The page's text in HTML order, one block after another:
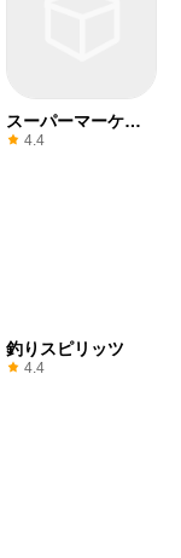
スーパーマーケッ
トシミュレータ
4.4
釣りスピリッツ
4.4